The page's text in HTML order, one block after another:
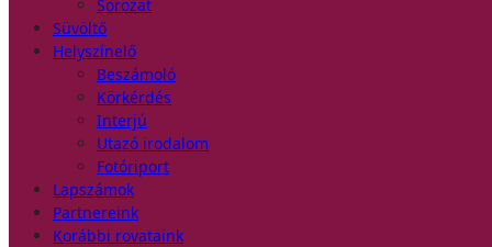
Sorozat
Süvöltő
Helyszínelő
Beszámoló
Körkérdés
Interjú
Utazó irodalom
Fotóriport
Lapszámok
Partnereink
Korábbi rovataink